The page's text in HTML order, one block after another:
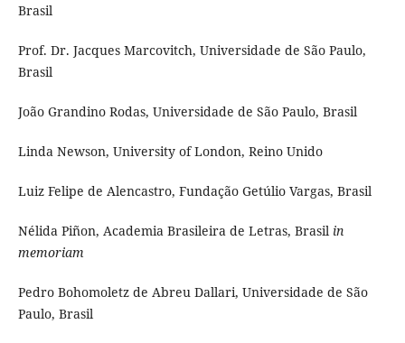
Brasil
Prof. Dr. Jacques Marcovitch, Universidade de São Paulo,
Brasil
João Grandino Rodas, Universidade de São Paulo, Brasil
Linda Newson, University of London, Reino Unido
Luiz Felipe de Alencastro, Fundação Getúlio Vargas, Brasil
Nélida Piñon, Academia Brasileira de Letras, Brasil in
memoriam
Pedro Bohomoletz de Abreu Dallari, Universidade de São
Paulo, Brasil